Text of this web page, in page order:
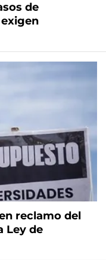
de
reclamo del
Ley de